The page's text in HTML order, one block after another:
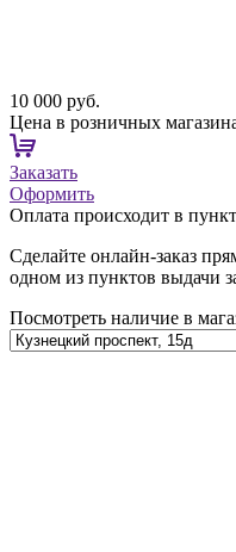
10 000 руб.
Цена в розничных
Заказать
Оформить
Оплата происходит в
Сделайте онлайн-заказ
одном из пунктов выдачи
Посмотреть наличие в